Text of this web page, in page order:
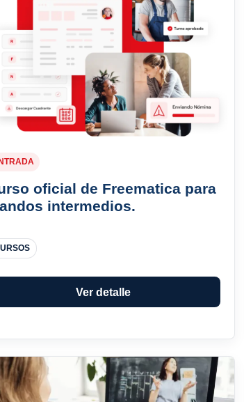
oficial de Freematica para
intermedios.
Ver detalle